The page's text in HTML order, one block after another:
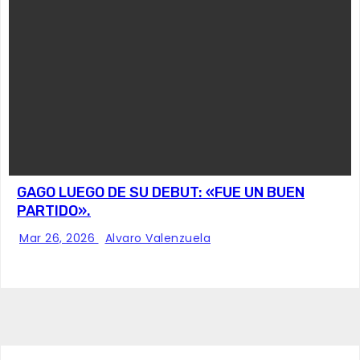
GAGO LUEGO DE SU DEBUT: «FUE UN BUEN
PARTIDO».
Mar 26, 2026 Alvaro Valenzuela